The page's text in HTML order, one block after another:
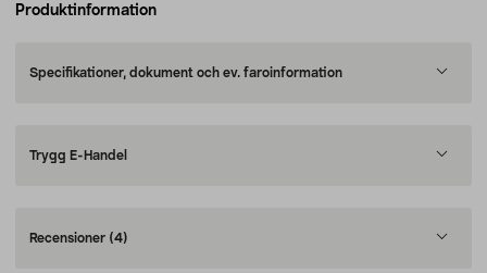
Produktinformation
Specifikationer, dokument och ev. faroinformation
Trygg E-Handel
Recensioner (4)